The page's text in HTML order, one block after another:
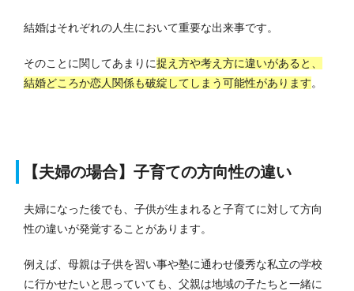
結婚はそれぞれの人生において重要な出来事です。
そのことに関してあまりに捉え方や考え方に違いがあると、
結婚どころか恋人関係も破綻してしまう可能性があります。
【夫婦の場合】子育ての方向性の違い
夫婦になった後でも、子供が生まれると子育てに対して方向
性の違いが発覚することがあります。
例えば、母親は子供を習い事や塾に通わせ優秀な私立の学校
に行かせたいと思っていても、父親は地域の子たちと一緒に